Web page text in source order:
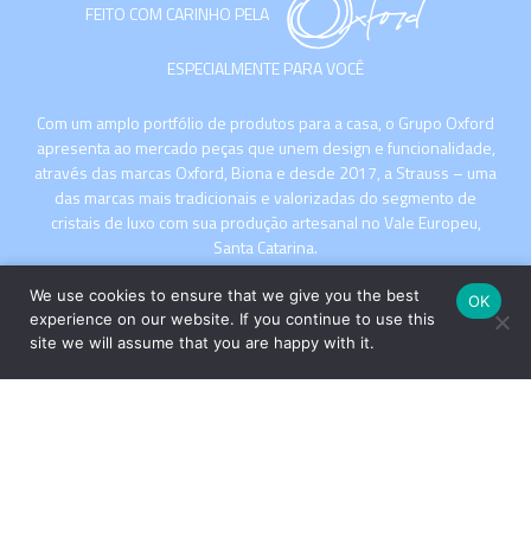
FEITO COM CARINHO PELA
ESPECIALMENTE PARA VOCÊ
Com um amplo portfólio de produtos para a casa, o Grupo Oxford
apresenta ao mercado peças que unem design e funcionalidade,
através das marcas Oxford, Biona e desde 2017, a Strauss – uma
das marcas mais tradicionais e valorizadas do segmento de
cristais de luxo com sua produção artesanal no Vale Europeu,
Santa Catarina.
We use cookies to ensure that we give you the best
experience on our website. If you continue to use this
site we will assume that you are happy with it.
OK